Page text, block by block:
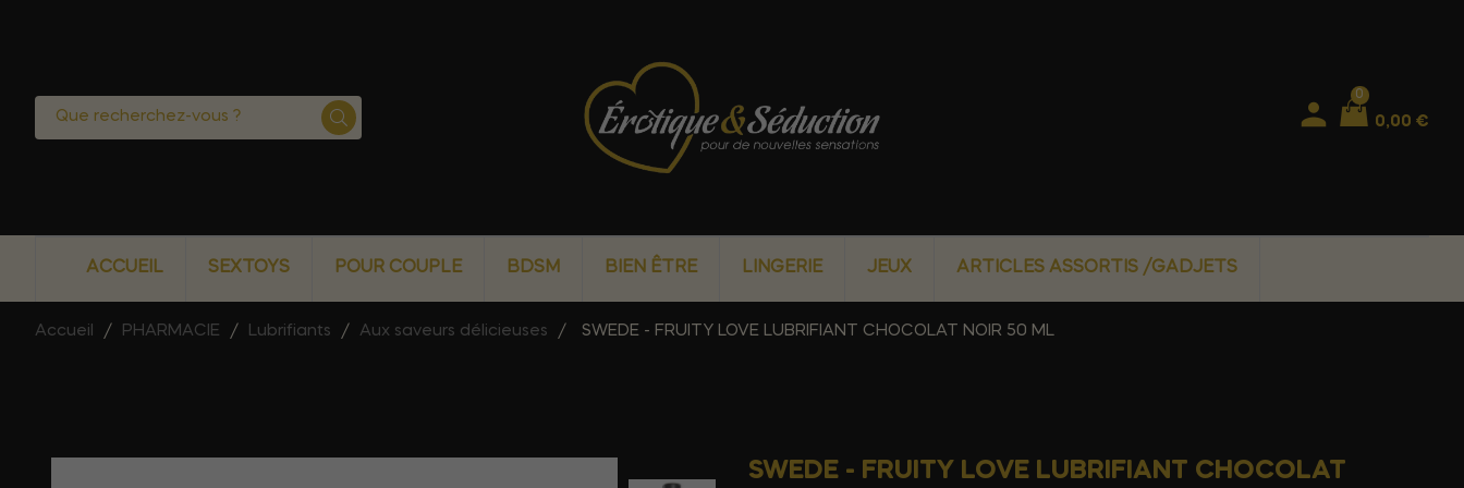
0
0,00 €
ACCUEIL SEXTOYS POUR COUPLE BDSM BIEN ÊTRE LINGERIE JEUX ARTICLES ASSORTIS /GADJETS
Accueil PHARMACIE Lubrifiants Aux saveurs délicieuses SWEDE - FRUITY LOVE LUBRIFIANT CHOCOLAT NOIR 50 ML
SWEDE - FRUITY LOVE LUBRIFIANT CHOCOLAT